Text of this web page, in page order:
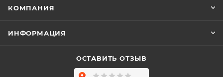
КОМПАНИЯ
ИНФОРМАЦИЯ
ОСТАВИТЬ ОТЗЫВ